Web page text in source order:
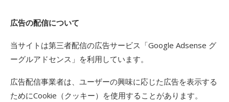
広告の配信について
当サイトは第三者配信の広告サービス「Google Adsense グ
ーグルアドセンス」を利用しています。
広告配信事業者は、ユーザーの興味に応じた広告を表示する
ためにCookie（クッキー）を使用することがあります。